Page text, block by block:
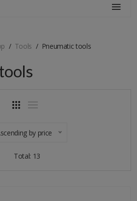
Tools Pneumatic tools
by price
Total: 13